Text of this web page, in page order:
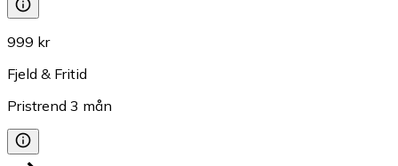
999 kr
Fjeld & Fritid
Pristrend 3 mån